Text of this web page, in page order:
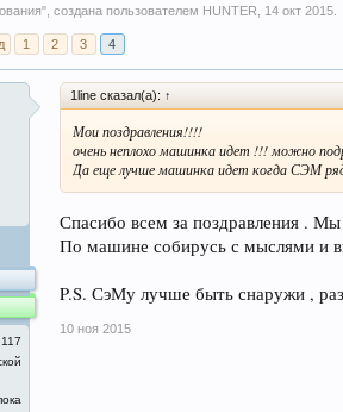
", создана пользователем HUNTER, 14 окт 2015.
1 2 3 4
1line сказал(а): ↑
Мои поздравления!!!!
очень неплохо машинка идет !!! можно
Да еще лучше машинка идет когда СЭМ
Спасибо всем за поздравления . Мы
По машине собирусь с мыслями и
P.S. СэМу лучше быть снаружи ,
10 ноя 2015